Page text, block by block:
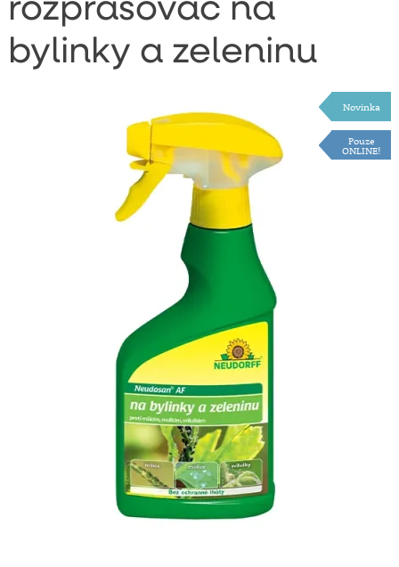
rozprašovač na
bylinky a zeleninu
Novinka
Pouze
ONLINE!